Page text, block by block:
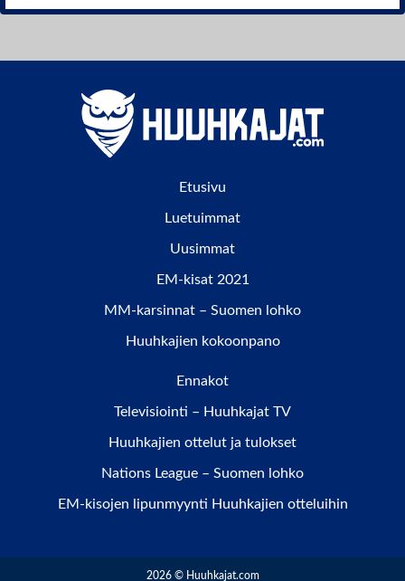
Etusivu
Luetuimmat
Uusimmat
EM-kisat 2021
MM-karsinnat – Suomen lohko
Huuhkajien kokoonpano
Ennakot
Televisiointi – Huuhkajat TV
Huuhkajien ottelut ja tulokset
Nations League – Suomen lohko
EM-kisojen lipunmyynti Huuhkajien otteluihin
2026 © Huuhkajat.com